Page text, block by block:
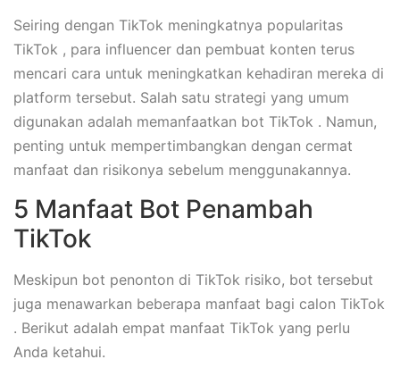
Seiring dengan TikTok meningkatnya popularitas
TikTok , para influencer dan pembuat konten terus
mencari cara untuk meningkatkan kehadiran mereka di
platform tersebut. Salah satu strategi yang umum
digunakan adalah memanfaatkan bot TikTok . Namun,
penting untuk mempertimbangkan dengan cermat
manfaat dan risikonya sebelum menggunakannya.
5 Manfaat Bot Penambah
TikTok
Meskipun bot penonton di TikTok risiko, bot tersebut
juga menawarkan beberapa manfaat bagi calon TikTok
. Berikut adalah empat manfaat TikTok yang perlu
Anda ketahui.